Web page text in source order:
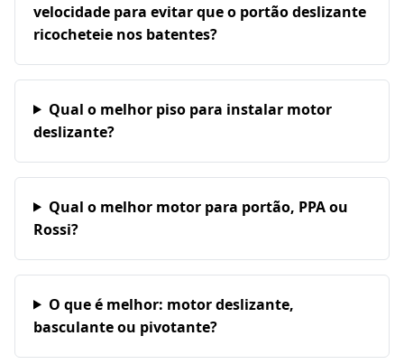
velocidade para evitar que o portão deslizante
ricocheteie nos batentes?
Qual o melhor piso para instalar motor
deslizante?
Qual o melhor motor para portão, PPA ou
Rossi?
O que é melhor: motor deslizante,
basculante ou pivotante?